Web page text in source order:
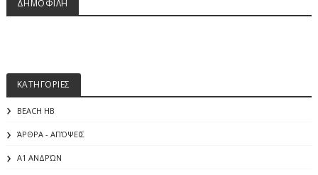
ΔΗΜΟΦΙΛΗ
ΚΑΤΗΓΟΡΙΕΣ
BEACH HB
ΆΡΘΡΑ - ΑΠΌΨΕΙΣ
Α1 ΑΝΔΡΏΝ